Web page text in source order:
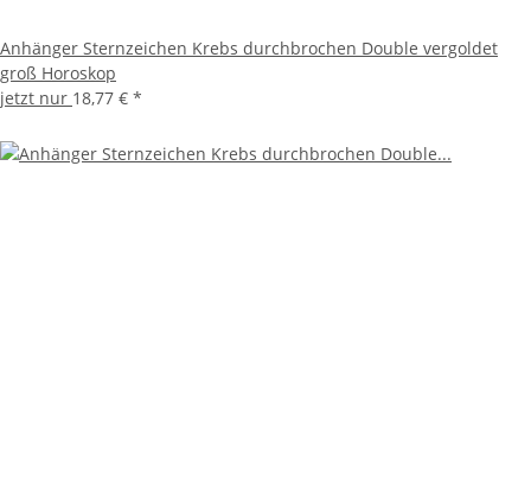
Anhänger Sternzeichen Krebs durchbrochen Double vergoldet
groß Horoskop
jetzt nur 18,77 € *